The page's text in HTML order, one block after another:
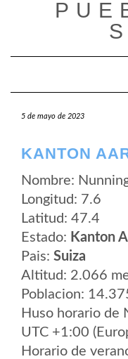
5 de mayo de 2023
KANTON
Nombre:
Longitud: 7.6
Latitud: 47.4
Estado: Kanton
Pais: Suiza
Altitud: 2.066
Poblacion:
Huso horario de
UTC +1:00
Horario de